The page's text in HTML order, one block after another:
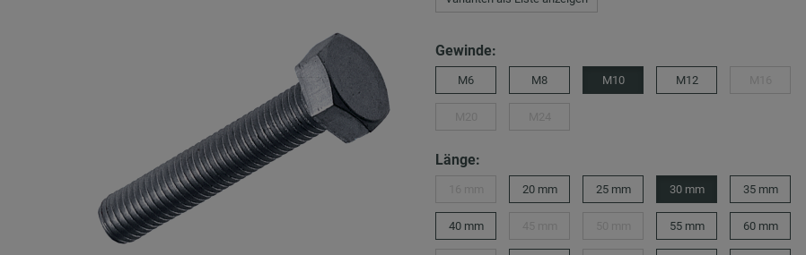
Gewinde:
M6 M8 M10 M12
Länge:
20 mm 25 mm 30 mm 35 mm
40 mm 55 mm 60 mm